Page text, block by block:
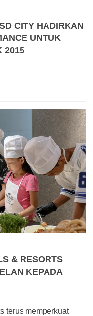
CITY HADIRKAN
UNTUK
2015
& RESORTS
KEPADA
terus memperkuat